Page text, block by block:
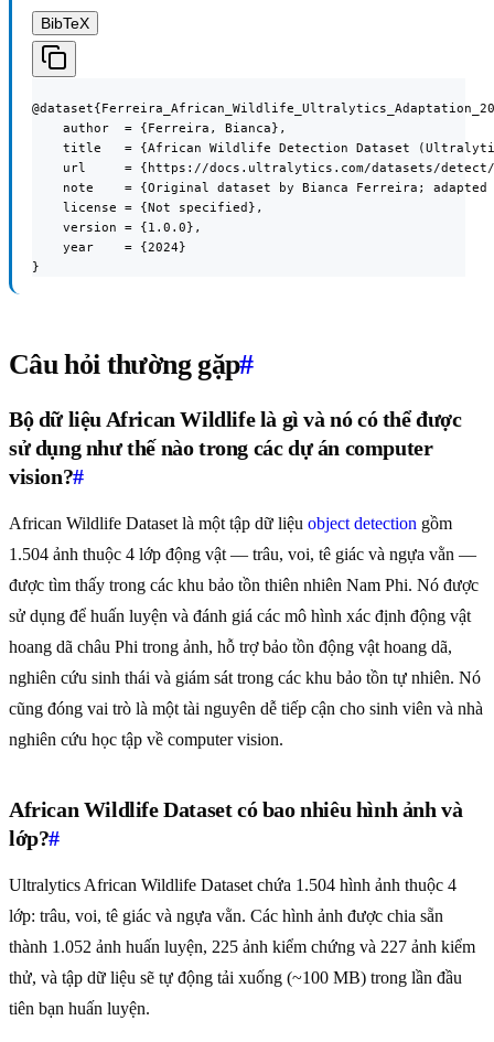
BibTeX
    author  = {Ferreira, Bianca},
title   = {African Wildlife Detection Dataset
url     = {https://docs.ultralytics.com/datasets/
note    = {Original dataset by Bianca Ferreira;
    license = {Not specified},
    version = {1.0.0},
    year    = {2024}
}
Câu hỏi thường gặp#
Bộ dữ liệu African Wildlife là gì và nó có thể được
sử dụng như thế nào trong các dự án computer
vision?#
African Wildlife Dataset là một tập dữ liệu object detection gồm
1.504 ảnh thuộc 4 lớp động vật — trâu, voi, tê giác và ngựa vằn —
được tìm thấy trong các khu bảo tồn thiên nhiên Nam Phi. Nó được
sử dụng để huấn luyện và đánh giá các mô hình xác định động vật
hoang dã châu Phi trong ảnh, hỗ trợ bảo tồn động vật hoang dã,
nghiên cứu sinh thái và giám sát trong các khu bảo tồn tự nhiên. Nó
cũng đóng vai trò là một tài nguyên dễ tiếp cận cho sinh viên và nhà
nghiên cứu học tập về computer vision.
African Wildlife Dataset có bao nhiêu hình ảnh và
lớp?#
Ultralytics African Wildlife Dataset chứa 1.504 hình ảnh thuộc 4
lớp: trâu, voi, tê giác và ngựa vằn. Các hình ảnh được chia sẵn
thành 1.052 ảnh huấn luyện, 225 ảnh kiểm chứng và 227 ảnh kiểm
thử, và tập dữ liệu sẽ tự động tải xuống (~100 MB) trong lần đầu
tiên bạn huấn luyện.